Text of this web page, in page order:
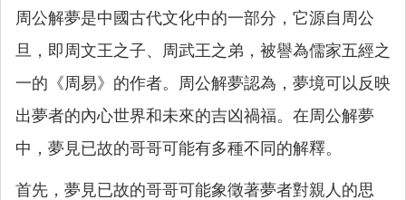
周公解夢是中國古代文化中的一部分，它源自周公
旦，即周文王之子、周武王之弟，被譽為儒家五經之
一的《周易》的作者。周公解夢認為，夢境可以反映
出夢者的內心世界和未來的吉凶禍福。在周公解夢
中，夢見已故的哥哥可能有多種不同的解釋。
首先，夢見已故的哥哥可能象徵著夢者對親人的思